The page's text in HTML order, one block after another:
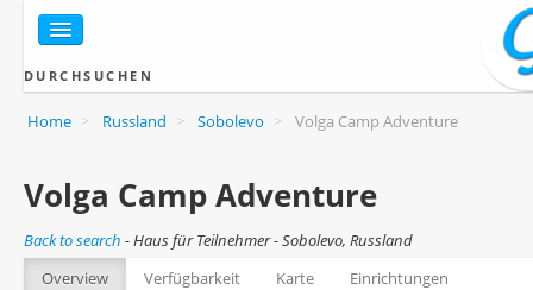
DURCHSUCHEN
Home > Russland > Sobolevo > Volga Camp Adventure
Volga Camp Adventure
Back to search -Haus für Teilnehmer - Sobolevo, Russland
Overview
Verfügbarkeit Karte Einrichtungen